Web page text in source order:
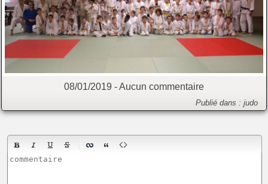
08/01/2019 -Aucun commentaire
Publié dans : judo